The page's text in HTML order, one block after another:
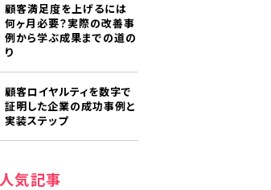
顧客満足度を上げるには
何ヶ月必要？実際の改善事
例から学ぶ成果までの道の
り
顧客ロイヤルティを数字で
証明した企業の成功事例と
実装ステップ
人気記事